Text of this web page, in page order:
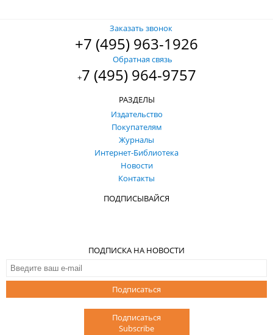
Заказать звонок
+7 (495) 963-1926
Обратная связь
+7 (495) 964-9757
РАЗДЕЛЫ
Издательство
Покупателям
Журналы
Интернет-Библиотека
Новости
Контакты
ПОДПИСЫВАЙСЯ
ПОДПИСКА НА НОВОСТИ
Подписаться
Подписаться
Subscribe